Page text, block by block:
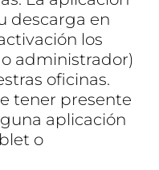
descarga en
los
administrador)
oficinas.
tener presente
aplicación
o